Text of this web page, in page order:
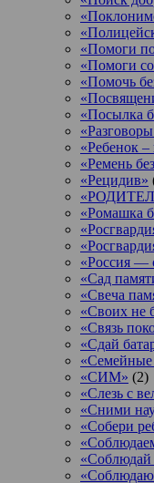
«Помоги
«Помоги
«Помочь
«Посылка
«Ребенок
«Ремень
«Рецидив»
«Ромашка
«Россия —
«Сад
«Свеча
«Своих не
«Связь
«Сдай
«Семейные
«СИМ» (2)
«Слезь с
«Сними
«Собери